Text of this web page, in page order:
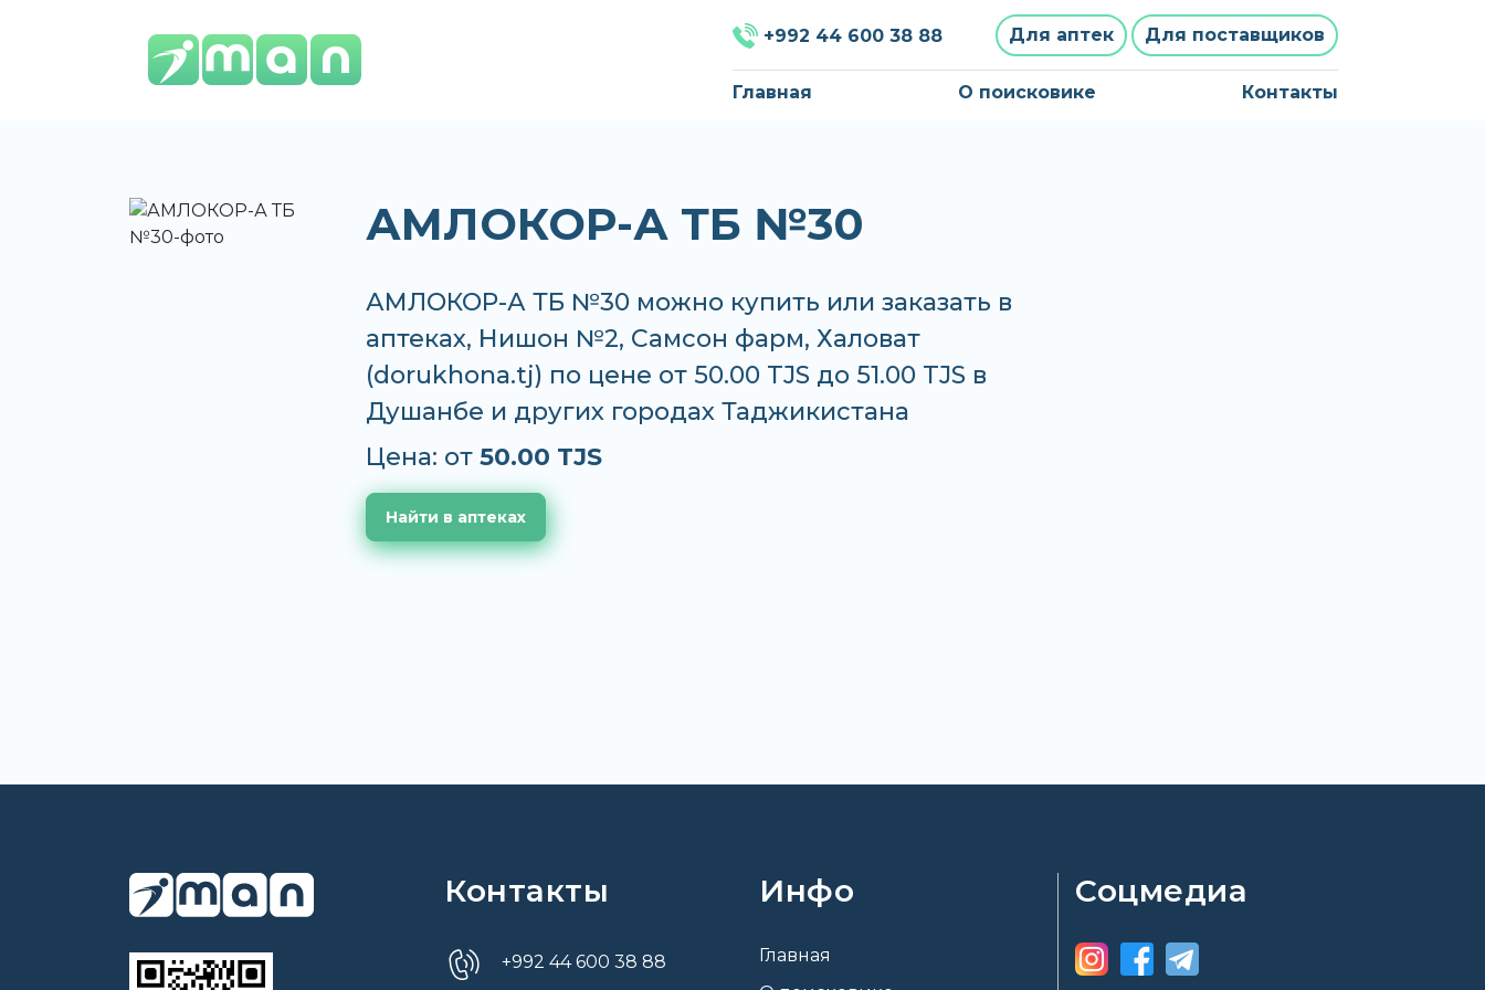
+992 44 600 38 88 Для аптек Для поставщиков
Главная О поисковике Контакты
АМЛОКОР-А ТБ №30
АМЛОКОР-А ТБ №30 можно купить или заказать в
аптеках, Нишон №2, Самсон фарм, Халоват
(dorukhona.tj) по цене от 50.00 TJS до 51.00 TJS в
Душанбе и других городах Таджикистана
Цена: от 50.00 TJS
Найти в аптеках
Контакты
+992 44 600 38 88
Инфо
Главная
Соцмедиа